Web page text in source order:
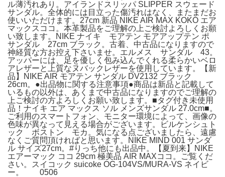
ル薄汚れあり。アイランドスリッパ SLIPPER スウェード
サンダル。全体的には目立った傷汚れはなく、またまだお
使いいただけます。27cm 新品 NIKE AIR MAX KOKO エア
マックスココ。本革製品をご理解の上ご検討よろしくお願
い致します。NIKE ナイキ モアテン モアアップテン ポ
サンダル 27cm ブラック。古着、中古品になりますので
神経質な方お控え下さいませ。エルメス サンダル 43。
アッパーには、足を優しく包み込んでくれる柔らかいベロ
アレザーと上質なヌバックレザーを使用しています。【新
品】NIKE AIR モアテン サンダル DV2132 ブラック
26cm。●出品物に関する注意事項●商品は新品と記載して
いるもの以外は、あくまで中古品になりますのでご理解の
上ご検討の方よろしくお願い致します。■タグ付き未使用
品！ナイキ エア マックス ソル メンズサンダル 27.0cm■。
ご利用のスマートフォン、モニター環境によって、画像の
色味が異なって見える場合がございます。ビルケンシュト
ック ボストン モカ。気になる点ございましたら、遠慮
なくご質問頂ければと思います。NIKE MIND 001 サンダ
ル サイズ27cm。#りっち他にも出品中。【夏到来】NIKE
エアーマック ココ 29cm 極美品 AIR MAXココ。ご覧くだ
さい。スイコック suicoke OG-104VS/MURA-VS ネイビ
ー。 0506